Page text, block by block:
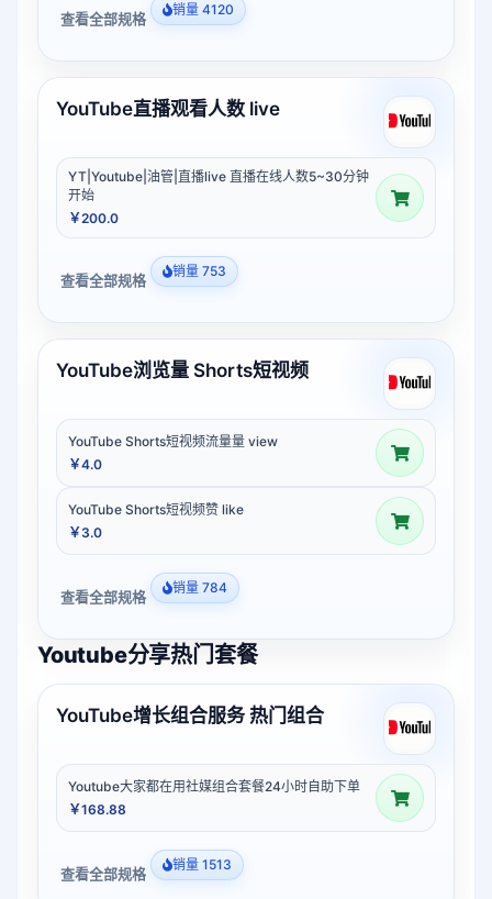
查看全部规格 销量 4120
YouTube直播观看人数 live
YT|Youtube|油管|直播live 直播在线人数5~30分钟
开始
￥200.0
查看全部规格 销量 753
YouTube浏览量 Shorts短视频
YouTube Shorts短视频流量量 view
￥4.0
YouTube Shorts短视频赞 like
￥3.0
查看全部规格 销量 784
Youtube分享热门套餐
YouTube增长组合服务 热门组合
Youtube大家都在用社媒组合套餐24小时自助下单
￥168.88
查看全部规格 销量 1513